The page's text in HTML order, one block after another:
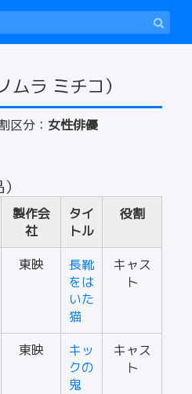
ムラ ミチコ）
区分： 女性俳優
製作会
社
タイ
トル
役割
東映
長靴
をは
いた
猫
キャス
ト
東映
キッ
クの
鬼
キャス
ト